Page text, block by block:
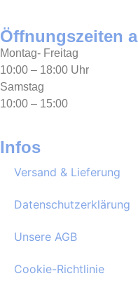
Öffnungszeiten
Montag- Freitag
10:00 – 18:00 Uhr
Samstag
10:00 – 15:00
Infos
Versand & Lieferung
Datenschutzerklärung
Unsere AGB
Cookie-Richtlinie